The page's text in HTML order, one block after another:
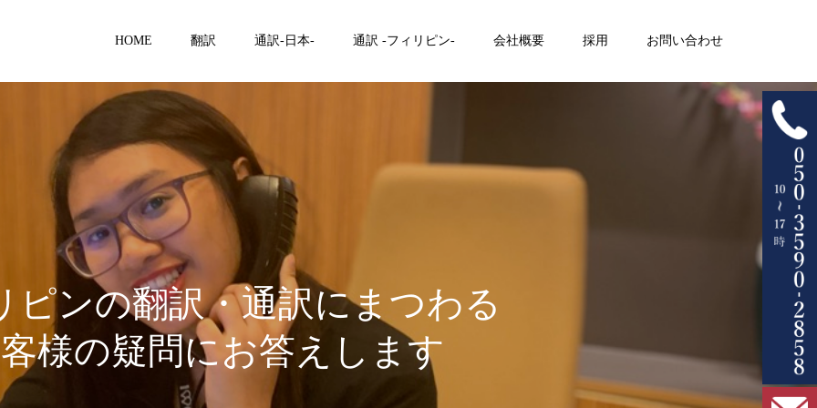
HOME 翻訳 通訳-日本- 通訳 -フィリピン- 会社概要 採用 お問い合わせ
ピンの翻訳・通訳にまつわる
様の疑問にお答えします